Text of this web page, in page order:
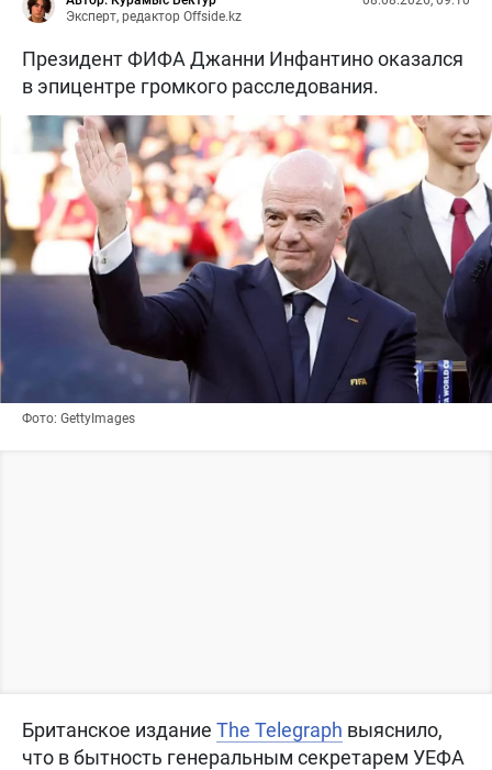
Эксперт, редактор Offside.kz
Президент ФИФА Джанни Инфантино оказался
в эпицентре громкого расследования.
Фото: GettyImages
Британское издание The Telegraph выяснило,
что в бытность генеральным секретарем УЕФА